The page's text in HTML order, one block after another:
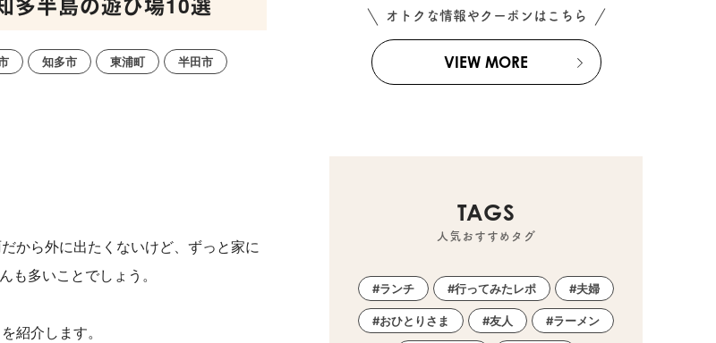
知多市 東浦町
半田市
から外に出たくないけど、ずっと家に
多いことでしょう。
紹介します。
オトクな情報やクーポンはこちら
VIEW MORE
TAGS
人気おすすめタグ
ランチ 行ってみたレポ 夫婦
おひとりさま 友人 ラーメン